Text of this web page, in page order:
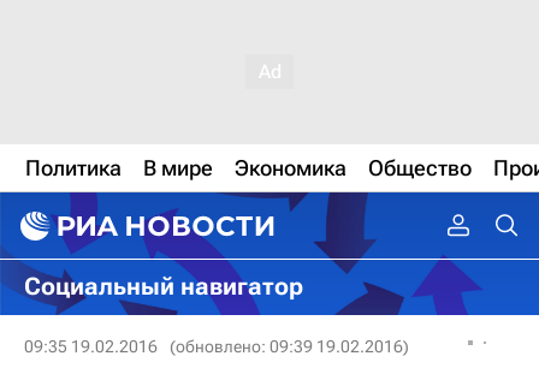
Политика В мире Экономика Общество
Социальный навигатор
09:35 19.02.2016 (обновлено: 09:39 19.02.2016)